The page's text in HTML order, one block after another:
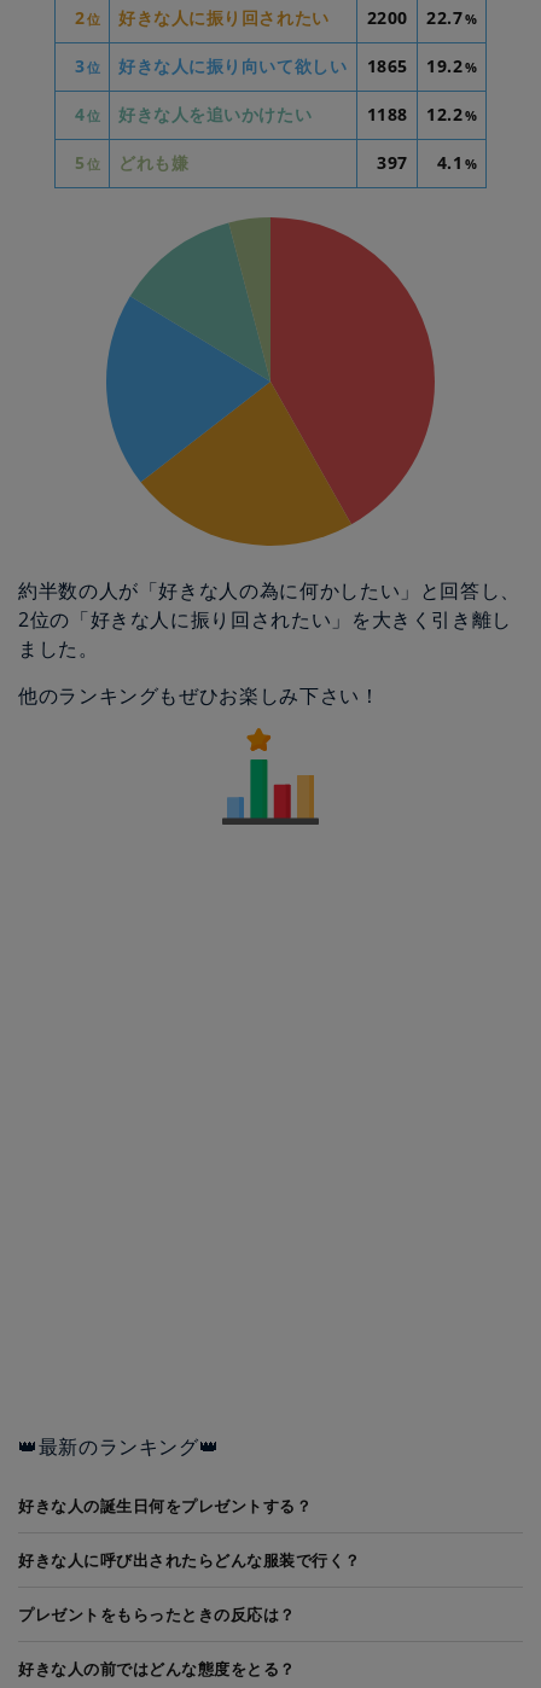
2位 好きな人に振り回されたい 2200 22.7%
3位 好きな人に振り向いて欲しい 1865 19.2%
4位 好きな人を追いかけたい 1188 12.2%
5 位 どれも嫌 397 4.1 %
約半数の人が「好きな人の為に何かしたい」と回答し、
2位の「好きな人に振り回されたい」を大きく引き離し
ました。
他のランキングもぜひお楽しみ下さい！
👑最新のランキング👑
好きな人の誕生日何をプレゼントする？
好きな人に呼び出されたらどんな服装で行く？
プレゼントをもらったときの反応は？
好きな人の前ではどんな態度をとる？